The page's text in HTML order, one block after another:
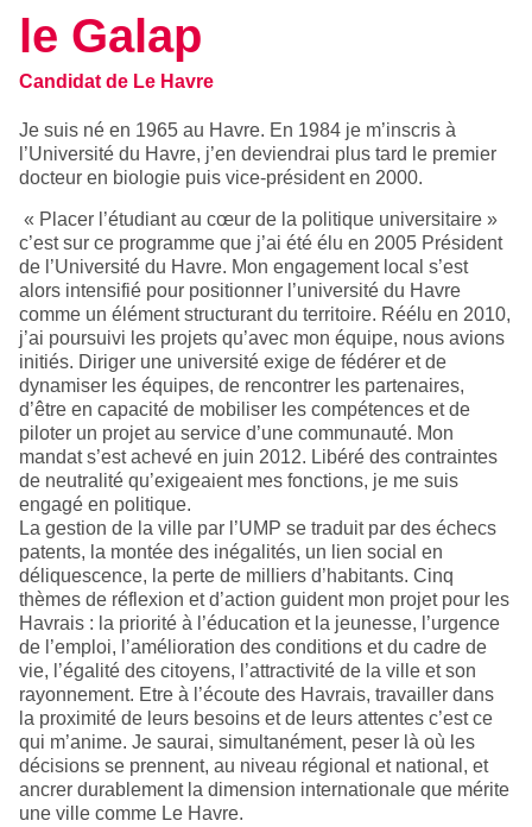
le Galap
Candidat de Le Havre
Je suis né en 1965 au Havre. En 1984 je m’inscris à
l’Université du Havre, j’en deviendrai plus tard le premier
docteur en biologie puis vice-président en 2000.
« Placer l’étudiant au cœur de la politique universitaire »
c’est sur ce programme que j’ai été élu en 2005 Président
de l’Université du Havre. Mon engagement local s’est
alors intensifié pour positionner l’université du Havre
comme un élément structurant du territoire. Réélu en 2010,
j’ai poursuivi les projets qu’avec mon équipe, nous avions
initiés. Diriger une université exige de fédérer et de
dynamiser les équipes, de rencontrer les partenaires,
d’être en capacité de mobiliser les compétences et de
piloter un projet au service d’une communauté. Mon
mandat s’est achevé en juin 2012. Libéré des contraintes
de neutralité qu’exigeaient mes fonctions, je me suis
engagé en politique.
La gestion de la ville par l’UMP se traduit par des échecs
patents, la montée des inégalités, un lien social en
déliquescence, la perte de milliers d’habitants. Cinq
thèmes de réflexion et d’action guident mon projet pour les
Havrais : la priorité à l’éducation et la jeunesse, l’urgence
de l’emploi, l’amélioration des conditions et du cadre de
vie, l’égalité des citoyens, l’attractivité de la ville et son
rayonnement. Etre à l’écoute des Havrais, travailler dans
la proximité de leurs besoins et de leurs attentes c’est ce
qui m’anime. Je saurai, simultanément, peser là où les
décisions se prennent, au niveau régional et national, et
ancrer durablement la dimension internationale que mérite
une ville comme Le Havre.